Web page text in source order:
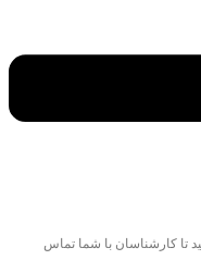
تا کارشناسان با شما تماس